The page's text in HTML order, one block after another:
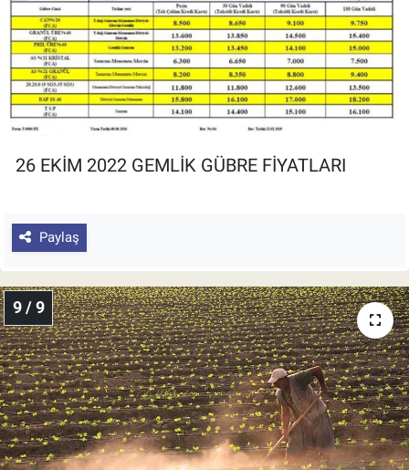
26 EKİM 2022 GEMLİK GÜBRE FİYATLARI
Paylaş
9 / 9